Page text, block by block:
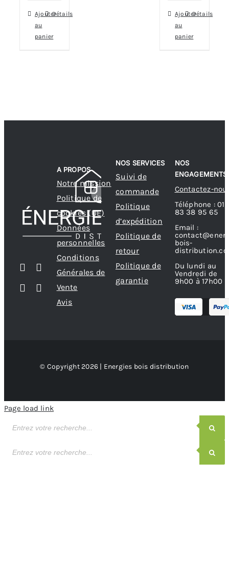
6
999,99 €.
est :
Ajouter
au
panier
Détails
Ajouter
au
panier
Détails
A PROPOS
Notre mission
Politique de
cookies (UE)
Données
personnelles
Conditions
Générales de
Vente
Avis
NOS SERVICES
Suivi de
commande
Politique
d’expédition
Politique de
retour
Politique de
garantie
NOS
ENGAGEMENTS
Contactez-
Téléphone : 01
83 38 95 65
Email :
bois-
Du lundi au
Vendredi de
9h00 à 17h00
© Copyright 2026 | Energies bois distribution
Page load link
de
de